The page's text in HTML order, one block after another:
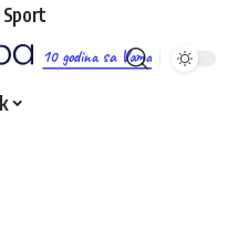
10 godina sa Vama
Sport